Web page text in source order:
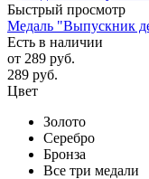
Быстрый просмотр
Медаль "Выпускник
Есть в наличии
от 289 руб.
289 руб.
Цвет
Золото
Серебро
Бронза
Все три медали